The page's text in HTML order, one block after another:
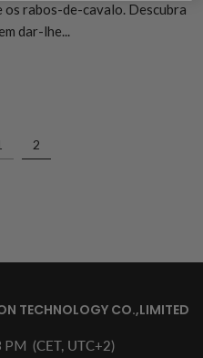
rabos-de-cavalo. Descubra
dar-lhe...
2
TECHNOLOGY CO.,LIMITED
PM (CET, UTC+2)